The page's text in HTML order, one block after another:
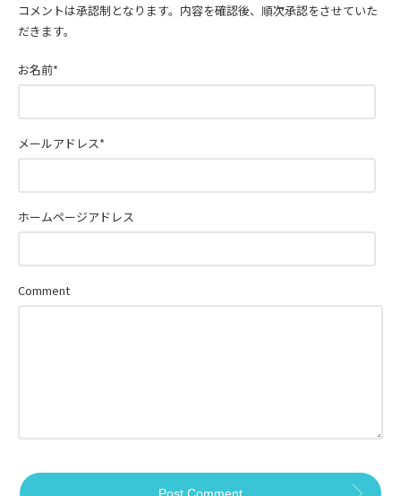
コメントは承認制となります。内容を確認後、順次承認をさせていた
だきます。
Comment
お名前*
メールアドレス*
ホームページアドレス